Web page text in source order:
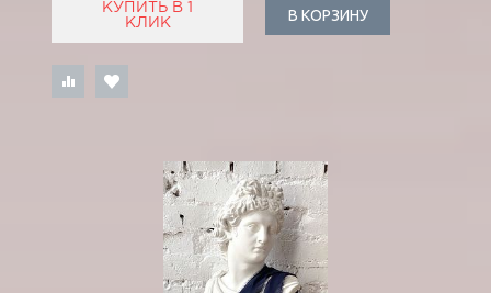
КУПИТЬ В 1
КЛИК
В КОРЗИНУ